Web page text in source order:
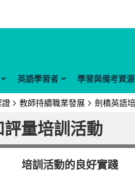
英語學習者 學習與備考資源
證 教師持續職業發展
量培訓活動
培訓活動的良好實踐